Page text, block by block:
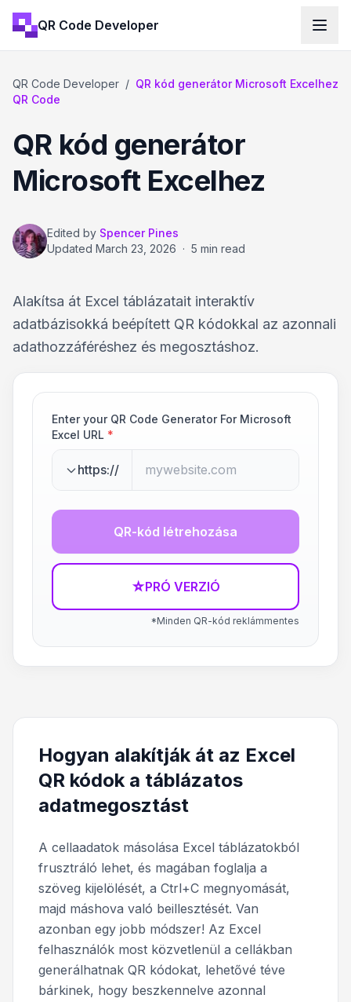
QR Code Developer
QR Code Developer / QR kód generátor Microsoft Excelhez
QR Code
QR kód generátor
Microsoft Excelhez
Edited by Spencer Pines
Updated March 23, 2026 · 5 min read
Alakítsa át Excel táblázatait interaktív
adatbázisokká beépített QR kódokkal az azonnali
adathozzáféréshez és megosztáshoz.
Enter your QR Code Generator For Microsoft
Excel URL *
https://
QR-kód létrehozása
☆PRÓ VERZIÓ
*Minden QR-kód reklámmentes
Hogyan alakítják át az Excel
QR kódok a táblázatos
adatmegosztást
A cellaadatok másolása Excel táblázatokból
frusztráló lehet, és magában foglalja a
szöveg kijelölését, a Ctrl+C megnyomását,
majd máshova való beillesztését. Van
azonban egy jobb módszer! Az Excel
felhasználók most közvetlenül a cellákban
generálhatnak QR kódokat, lehetővé téve
bárkinek, hogy beszkennelve azonnal